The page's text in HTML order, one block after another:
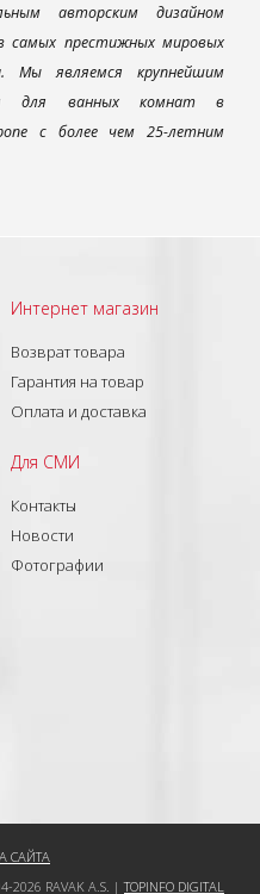
авторским дизайном
самых престижных мировых
Мы являемся крупнейшим
для ванных комнат в
с более чем 25-летним
Интернет магазин
Возврат товара
Гарантия на товар
Оплата и доставка
Для СМИ
Контакты
Новости
Фотографии
САЙТА
2026 RAVAK A.S. |TOPINFO DIGITAL